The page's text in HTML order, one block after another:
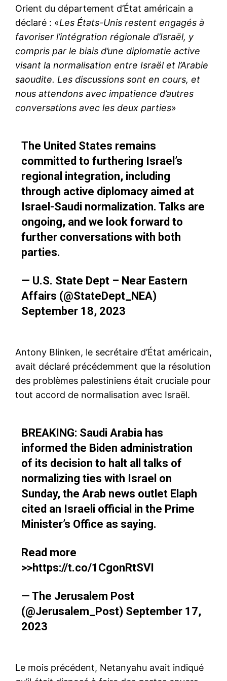
Orient du département d’État américain a
déclaré : «Les États-Unis restent engagés à
favoriser l’intégration régionale d’Israël, y
compris par le biais d’une diplomatie active
visant la normalisation entre Israël et l’Arabie
saoudite. Les discussions sont en cours, et
nous attendons avec impatience d’autres
conversations avec les deux parties»
The United States remains
committed to furthering Israel’s
regional integration, including
through active diplomacy aimed at
Israel-Saudi normalization. Talks are
ongoing, and we look forward to
further conversations with both
parties.
— U.S. State Dept – Near Eastern
Affairs (@StateDept_NEA)
September 18, 2023
Antony Blinken, le secrétaire d’État américain,
avait déclaré précédemment que la résolution
des problèmes palestiniens était cruciale pour
tout accord de normalisation avec Israël.
BREAKING: Saudi Arabia has
informed the Biden administration
of its decision to halt all talks of
normalizing ties with Israel on
Sunday, the Arab news outlet Elaph
cited an Israeli official in the Prime
Minister’s Office as saying.
Read more
>>https://t.co/1CgonRtSVI
— The Jerusalem Post
(@Jerusalem_Post) September 17,
2023
Le mois précédent, Netanyahu avait indiqué